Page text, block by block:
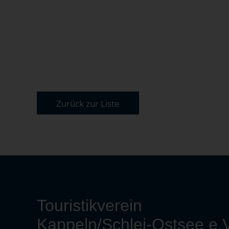
Zurück zur Liste
Touristikverein
Kappeln/Schlei-Ostsee